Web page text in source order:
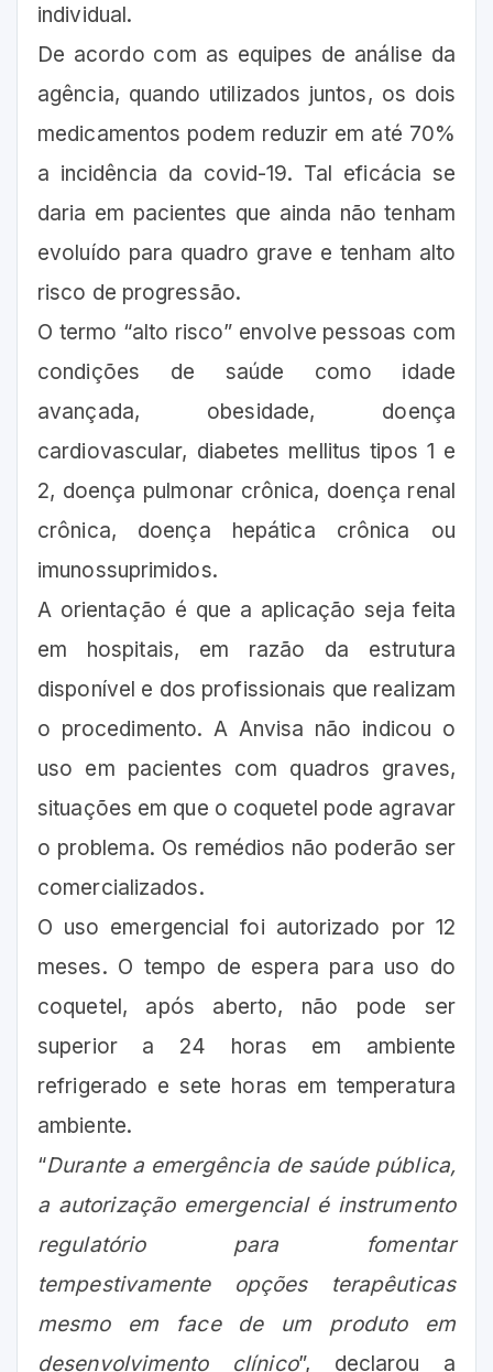
individual.
De acordo com as equipes de análise da
agência, quando utilizados juntos, os dois
medicamentos podem reduzir em até 70%
a incidência da covid-19. Tal eficácia se
daria em pacientes que ainda não tenham
evoluído para quadro grave e tenham alto
risco de progressão.
O termo “alto risco” envolve pessoas com
condições de saúde como idade
avançada, obesidade, doença
cardiovascular, diabetes mellitus tipos 1 e
2, doença pulmonar crônica, doença renal
crônica, doença hepática crônica ou
imunossuprimidos.
A orientação é que a aplicação seja feita
em hospitais, em razão da estrutura
disponível e dos profissionais que realizam
o procedimento. A Anvisa não indicou o
uso em pacientes com quadros graves,
situações em que o coquetel pode agravar
o problema. Os remédios não poderão ser
comercializados.
O uso emergencial foi autorizado por 12
meses. O tempo de espera para uso do
coquetel, após aberto, não pode ser
superior a 24 horas em ambiente
refrigerado e sete horas em temperatura
ambiente.
“Durante a emergência de saúde pública,
a autorização emergencial é instrumento
regulatório para fomentar
tempestivamente opções terapêuticas
mesmo em face de um produto em
desenvolvimento clínico”, declarou a